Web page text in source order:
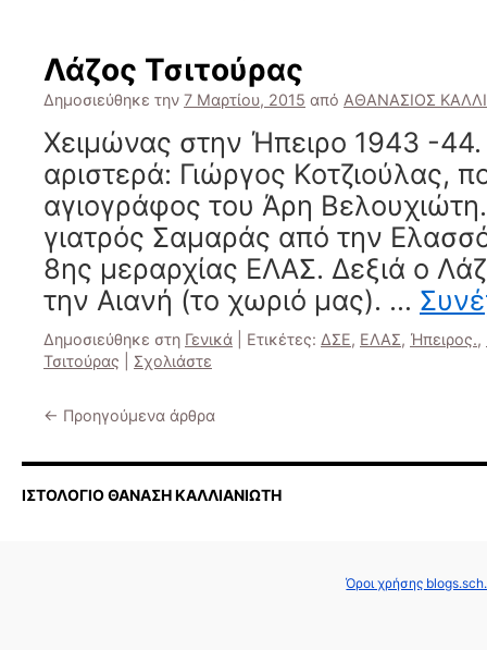
Λάζος Τσιτούρας
Δημοσιεύθηκε την 7 Μαρτίου, 2015 από ΑΘΑΝΑΣΙΟΣ
Χειμώνας στην Ήπειρο 1943 -
αριστερά: Γιώργος Κοτζιούλας,
αγιογράφος του Άρη
γιατρός Σαμαράς από την
8ης μεραρχίας ΕΛΑΣ. Δεξιά ο
την Αιανή (το χωριό μας). …
Δημοσιεύθηκε στη Γενικά Ετικέτες: ΔΣΕ, ΕΛΑΣ, Ήπειρος.,
Τσιτούρας
Σχολιάστε
← Προηγούμενα άρθρα
ΙΣΤΟΛΟΓΙΟ ΘΑΝΑΣΗ ΚΑΛΛΙΑΝΙΩΤΗ
Όροι χρήσης